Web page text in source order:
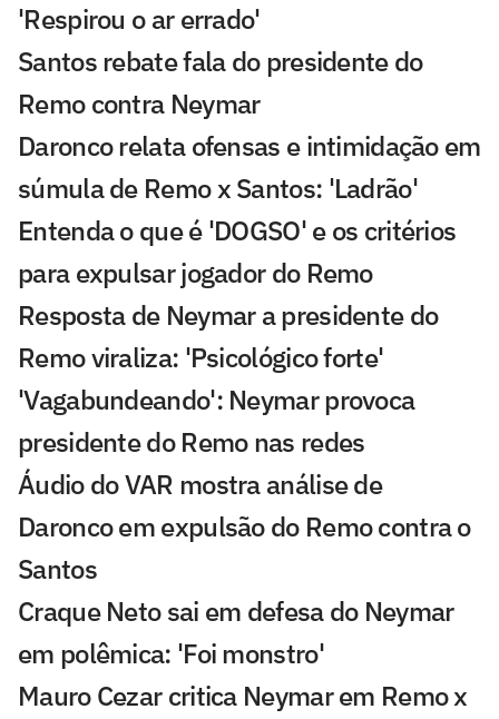
'Respirou o ar errado'
Santos rebate fala do presidente do
Remo contra Neymar
Daronco relata ofensas e intimidação em
súmula de Remo x Santos: 'Ladrão'
Entenda o que é 'DOGSO' e os critérios
para expulsar jogador do Remo
Resposta de Neymar a presidente do
Remo viraliza: 'Psicológico forte'
'Vagabundeando': Neymar provoca
presidente do Remo nas redes
Áudio do VAR mostra análise de
Daronco em expulsão do Remo contra o
Santos
Craque Neto sai em defesa do Neymar
em polêmica: 'Foi monstro'
Mauro Cezar critica Neymar em Remo x